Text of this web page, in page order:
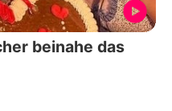
beinahe das